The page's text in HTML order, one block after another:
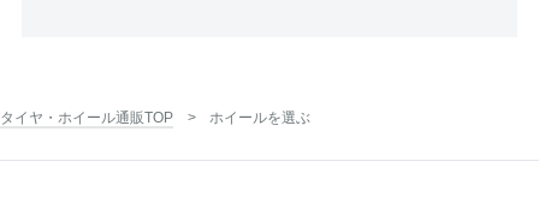
タイヤ・ホイール通販TOP ホイールを選ぶ